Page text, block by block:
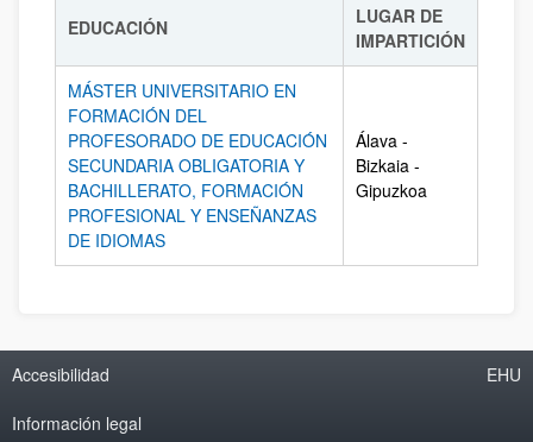
EDUCACIÓN
LUGAR DE
IMPARTICIÓN
MÁSTER UNIVERSITARIO EN
FORMACIÓN DEL
PROFESORADO DE EDUCACIÓN
SECUNDARIA OBLIGATORIA Y
BACHILLERATO, FORMACIÓN
PROFESIONAL Y ENSEÑANZAS
DE IDIOMAS
Álava -
Bizkaia -
Gipuzkoa
Accesibilidad
Información legal
EHU